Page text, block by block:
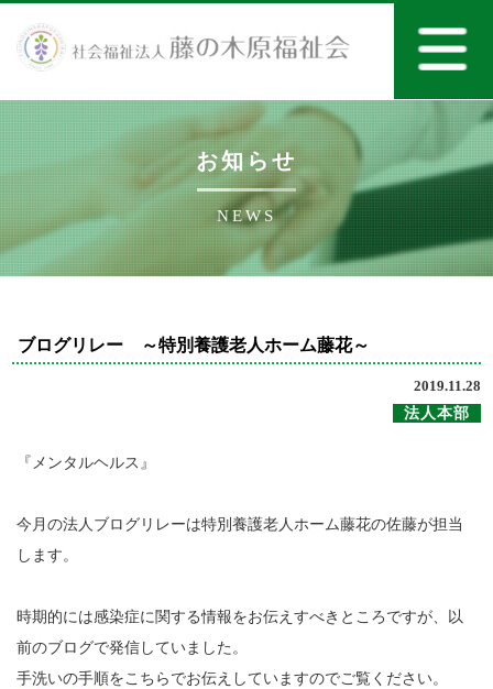
お知らせ
NEWS
ブログリレー ～特別養護老人ホーム藤花～
2019.11.28
法人本部
『メンタルヘルス』
今月の法人ブログリレーは特別養護老人ホーム藤花の佐藤が担当
します。
時期的には感染症に関する情報をお伝えすべきところですが、以
前のブログで発信していました。
手洗いの手順をこちらでお伝えしていますのでご覧ください。